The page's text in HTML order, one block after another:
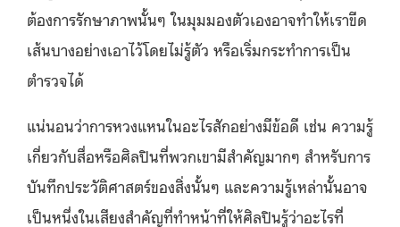
ต้องการรักษาภาพนั้นๆ ในมุมมองตัวเองอาจทำให้เราขีด
เส้นบางอย่างเอาไว้โดยไม่รู้ตัว หรือเริ่มกระทำการเป็น
ตำรวจได้
แน่นอนว่าการหวงแหนในอะไรสักอย่างมีข้อดี เช่น ความรู้
เกี่ยวกับสื่อหรือศิลปินที่พวกเขามีสำคัญมากๆ สำหรับการ
บันทึกประวัติศาสตร์ของสิ่งนั้นๆ และความรู้เหล่านั้นอาจ
เป็นหนึ่งในเสียงสำคัญที่ทำหน้าที่ให้ศิลปินรู้ว่าอะไรที่